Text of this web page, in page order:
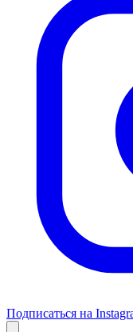
Подписаться на